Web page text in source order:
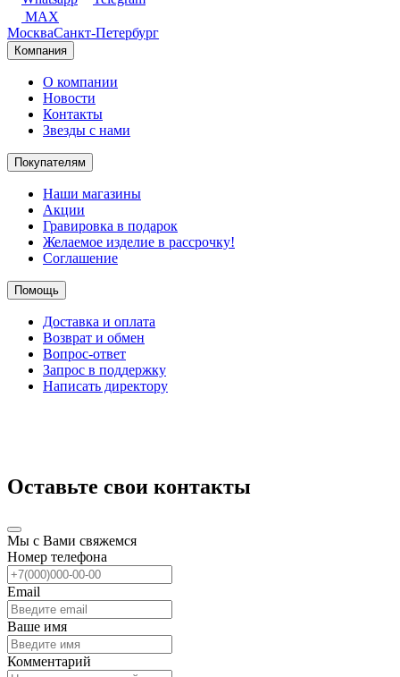
MAX
МоскваСанкт-Петербург
Компания
О компании
Новости
Контакты
Звезды с нами
Покупателям
Наши магазины
Акции
Гравировка в подарок
Желаемое изделие в рассрочку!
Соглашение
Помощь
Доставка и оплата
Возврат и обмен
Вопрос-ответ
Запрос в поддержку
Написать директору
Оставьте свои контакты
Мы с Вами свяжемся
Номер телефона
Email
Ваше имя
Комментарий